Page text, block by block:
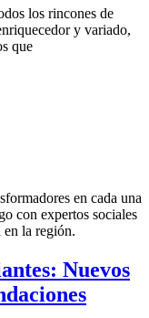
los rincones de
y variado,
que
en cada una
con expertos sociales
la región.
Nuevos